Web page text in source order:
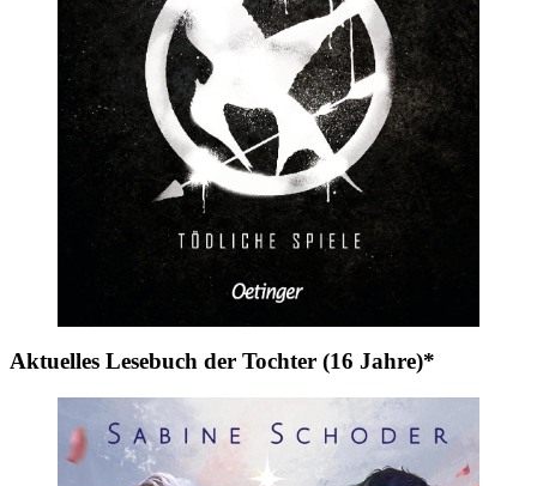
Aktuelles Lesebuch der Tochter (16 Jahre)*